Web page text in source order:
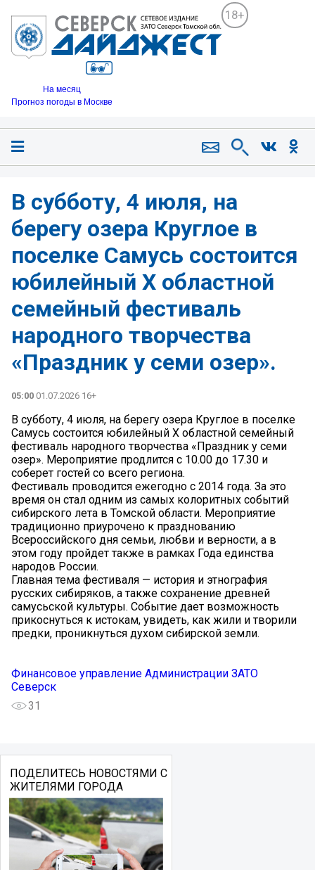
18+
На месяц
Прогноз погоды в Москве
В субботу, 4 июля, на
берегу озера Круглое в
поселке Самусь состоится
юбилейный X областной
семейный фестиваль
народного творчества
«Праздник у семи озер».
05:00 01.07.2026 16+
В субботу, 4 июля, на берегу озера Круглое в поселке
Самусь состоится юбилейный X областной семейный
фестиваль народного творчества «Праздник у семи
озер». Мероприятие продлится с 10.00 до 17.30 и
соберет гостей со всего региона.
Фестиваль проводится ежегодно с 2014 года. За это
время он стал одним из самых колоритных событий
сибирского лета в Томской области. Мероприятие
традиционно приурочено к празднованию
Всероссийского дня семьи, любви и верности, а в
этом году пройдет также в рамках Года единства
народов России.
Главная тема фестиваля — история и этнография
русских сибиряков, а также сохранение древней
самусьской культуры. Событие дает возможность
прикоснуться к истокам, увидеть, как жили и творили
предки, проникнуться духом сибирской земли.
Финансовое управление Администрации ЗАТО
Северск
31
ПОДЕЛИТЕСЬ НОВОСТЯМИ С
ЖИТЕЛЯМИ ГОРОДА